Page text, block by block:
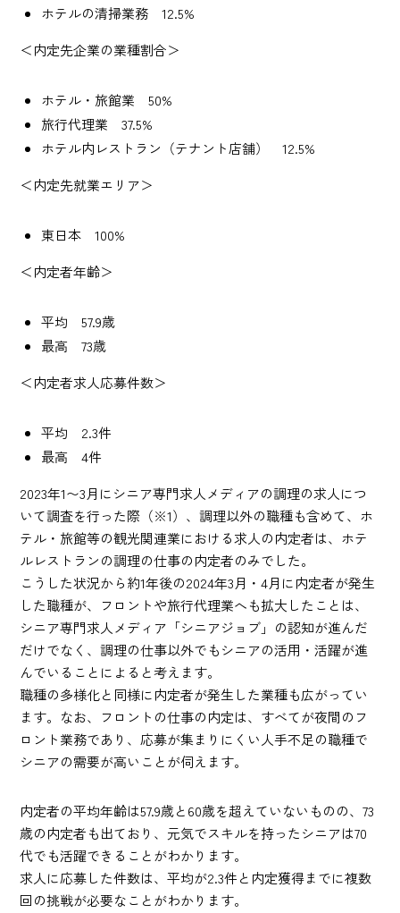
ホテルの清掃業務 12.5%
＜内定先企業の業種割合＞
ホテル・旅館業 50%
旅行代理業 37.5%
ホテル内レストラン（テナント店舗） 12.5%
＜内定先就業エリア＞
東日本 100%
＜内定者年齢＞
平均 57.9歳
最高 73歳
＜内定者求人応募件数＞
平均 2.3件
最高 4件
2023年1〜3月にシニア専門求人メディアの調理の求人につ
いて調査を行った際（※1）、調理以外の職種も含めて、ホ
テル・旅館等の観光関連業における求人の内定者は、ホテ
ルレストランの調理の仕事の内定者のみでした。
こうした状況から約1年後の2024年3月・4月に内定者が発生
した職種が、フロントや旅行代理業へも拡大したことは、
シニア専門求人メディア「シニアジョブ」の認知が進んだ
だけでなく、調理の仕事以外でもシニアの活用・活躍が進
んでいることによると考えます。
職種の多様化と同様に内定者が発生した業種も広がってい
ます。なお、フロントの仕事の内定は、すべてが夜間のフ
ロント業務であり、応募が集まりにくい人手不足の職種で
シニアの需要が高いことが伺えます。
内定者の平均年齢は57.9歳と60歳を超えていないものの、73
歳の内定者も出ており、元気でスキルを持ったシニアは70
代でも活躍できることがわかります。
求人に応募した件数は、平均が2.3件と内定獲得までに複数
回の挑戦が必要なことがわかります。